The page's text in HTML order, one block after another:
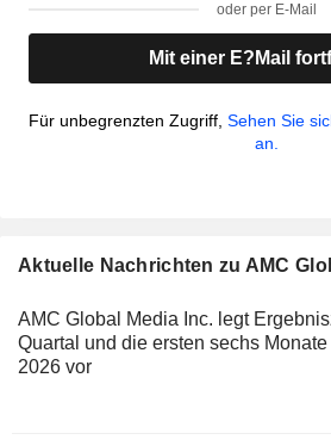
oder per E-Mail
Mit einer E?Mail
Für unbegrenzten Zugriff, Sehen Sie
an.
Aktuelle Nachrichten zu AMC
AMC Global Media Inc. legt
Quartal und die ersten sechs
2026 vor